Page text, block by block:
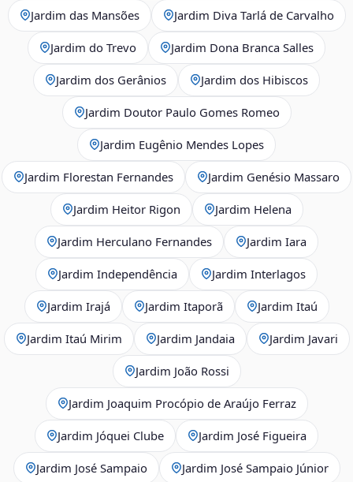
Jardim das Mansões Jardim Diva Tarlá de Carvalho
Jardim do Trevo Jardim Dona Branca Salles
Jardim dos Gerânios Jardim dos Hibiscos
Jardim Doutor Paulo Gomes Romeo
Jardim Eugênio Mendes Lopes
Jardim Florestan Fernandes Jardim Genésio Massaro
Jardim Heitor Rigon Jardim Helena
Jardim Herculano Fernandes Jardim Iara
Jardim Independência Jardim Interlagos
Jardim Irajá Jardim Itaporã Jardim Itaú
Jardim Itaú Mirim Jardim Jandaia Jardim Javari
Jardim João Rossi
Jardim Joaquim Procópio de Araújo Ferraz
Jardim Jóquei Clube Jardim José Figueira
Jardim José Sampaio Jardim José Sampaio Júnior